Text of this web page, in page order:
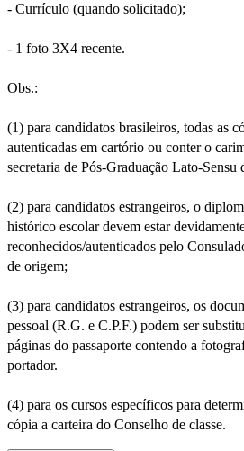
- Currículo (quando solicitado);
- 1 foto 3X4 recente.
Obs.:
(1) para candidatos brasileiros, todas as
autenticadas em cartório ou conter o
secretaria de Pós-Graduação Lato-
(2) para candidatos estrangeiros, o
histórico escolar devem estar
reconhecidos/autenticados pelo
de origem;
(3) para candidatos estrangeiros, os
pessoal (R.G. e C.P.F.) podem ser
páginas do passaporte contendo a
portador.
(4) para os cursos específicos para
cópia a carteira do Conselho de classe.